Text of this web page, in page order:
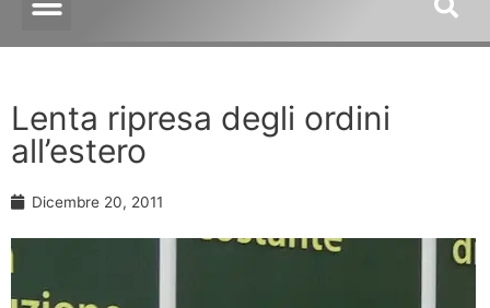
Lenta ripresa degli ordini
all’estero
Dicembre 20, 2011